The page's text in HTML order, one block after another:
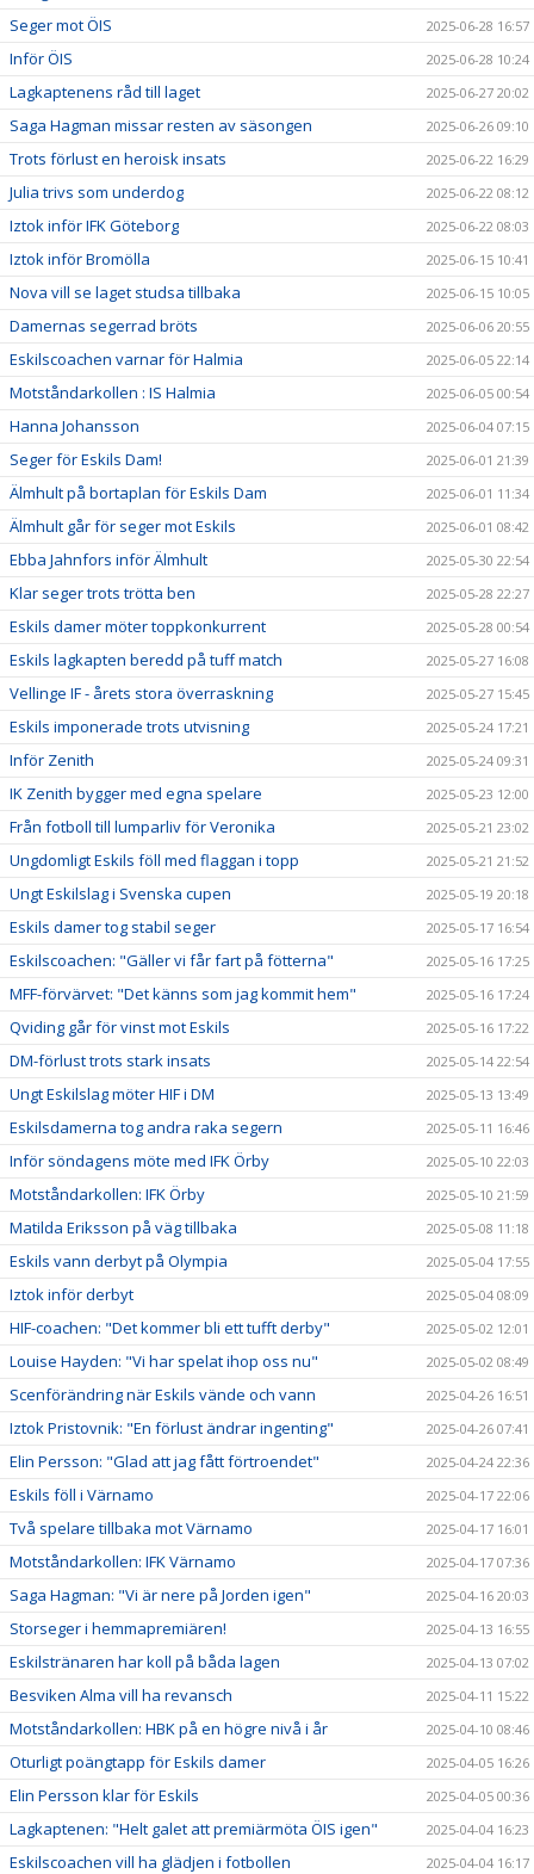
Seger mot ÖIS 2025-06-28 16:57
Inför ÖIS 2025-06-28 10:24
Lagkaptenens råd till laget 2025-06-27 20:02
Saga Hagman missar resten av säsongen 2025-06-26 09:10
Trots förlust en heroisk insats 2025-06-22 16:29
Julia trivs som underdog 2025-06-22 08:12
Iztok inför IFK Göteborg 2025-06-22 08:03
Iztok inför Bromölla 2025-06-15 10:41
Nova vill se laget studsa tillbaka 2025-06-15 10:05
Damernas segerrad bröts 2025-06-06 20:55
Eskilscoachen varnar för Halmia 2025-06-05 22:14
Motståndarkollen : IS Halmia 2025-06-05 00:54
Hanna Johansson 2025-06-04 07:15
Seger för Eskils Dam! 2025-06-01 21:39
Älmhult på bortaplan för Eskils Dam 2025-06-01 11:34
Älmhult går för seger mot Eskils 2025-06-01 08:42
Ebba Jahnfors inför Älmhult 2025-05-30 22:54
Klar seger trots trötta ben 2025-05-28 22:27
Eskils damer möter toppkonkurrent 2025-05-28 00:54
Eskils lagkapten beredd på tuff match 2025-05-27 16:08
Vellinge IF - årets stora överraskning 2025-05-27 15:45
Eskils imponerade trots utvisning 2025-05-24 17:21
Inför Zenith 2025-05-24 09:31
IK Zenith bygger med egna spelare 2025-05-23 12:00
Från fotboll till lumparliv för Veronika 2025-05-21 23:02
Ungdomligt Eskils föll med flaggan i topp 2025-05-21 21:52
Ungt Eskilslag i Svenska cupen 2025-05-19 20:18
Eskils damer tog stabil seger 2025-05-17 16:54
Eskilscoachen: "Gäller vi får fart på fötterna" 2025-05-16 17:25
MFF-förvärvet: "Det känns som jag kommit hem" 2025-05-16 17:24
Qviding går för vinst mot Eskils 2025-05-16 17:22
DM-förlust trots stark insats 2025-05-14 22:54
Ungt Eskilslag möter HIF i DM 2025-05-13 13:49
Eskilsdamerna tog andra raka segern 2025-05-11 16:46
Inför söndagens möte med IFK Örby 2025-05-10 22:03
Motståndarkollen: IFK Örby 2025-05-10 21:59
Matilda Eriksson på väg tillbaka 2025-05-08 11:18
Eskils vann derbyt på Olympia 2025-05-04 17:55
Iztok inför derbyt 2025-05-04 08:09
HIF-coachen: "Det kommer bli ett tufft derby" 2025-05-02 12:01
Louise Hayden: "Vi har spelat ihop oss nu" 2025-05-02 08:49
Scenförändring när Eskils vände och vann 2025-04-26 16:51
Iztok Pristovnik: "En förlust ändrar ingenting" 2025-04-26 07:41
Elin Persson: "Glad att jag fått förtroendet" 2025-04-24 22:36
Eskils föll i Värnamo 2025-04-17 22:06
Två spelare tillbaka mot Värnamo 2025-04-17 16:01
Motståndarkollen: IFK Värnamo 2025-04-17 07:36
Saga Hagman: "Vi är nere på Jorden igen" 2025-04-16 20:03
Storseger i hemmapremiären! 2025-04-13 16:55
Eskilstränaren har koll på båda lagen 2025-04-13 07:02
Besviken Alma vill ha revansch 2025-04-11 15:22
Motståndarkollen: HBK på en högre nivå i år 2025-04-10 08:46
Oturligt poängtapp för Eskils damer 2025-04-05 16:26
Elin Persson klar för Eskils 2025-04-05 00:36
Lagkaptenen: "Helt galet att premiärmöta ÖIS igen" 2025-04-04 16:23
Eskilscoachen vill ha glädjen i fotbollen 2025-04-04 16:17